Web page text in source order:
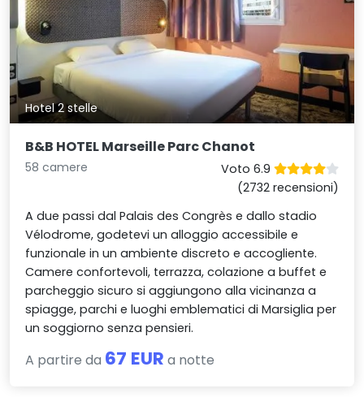
Hotel 2 stelle
B&B HOTEL Marseille Parc Chanot
58 camere
Voto 6.9
(2732 recensioni)
A due passi dal Palais des Congrès e dallo stadio
Vélodrome, godetevi un alloggio accessibile e
funzionale in un ambiente discreto e accogliente.
Camere confortevoli, terrazza, colazione a buffet e
parcheggio sicuro si aggiungono alla vicinanza a
spiagge, parchi e luoghi emblematici di Marsiglia per
un soggiorno senza pensieri.
A partire da 67 EUR a notte